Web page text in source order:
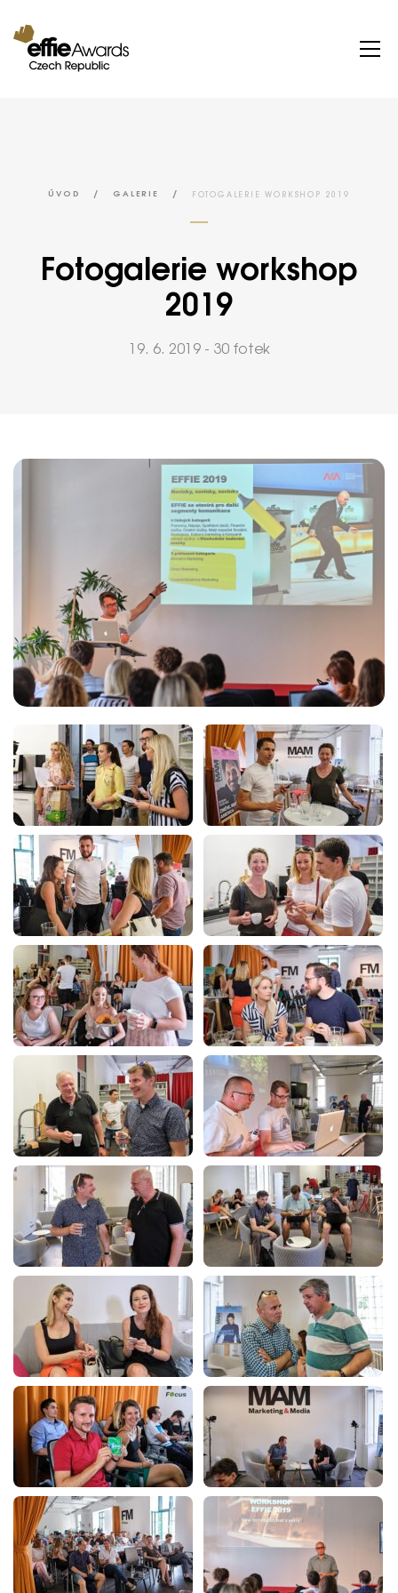
ÚVOD / GALERIE / FOTOGALERIE WORKSHOP 2019
Fotogalerie workshop
2019
19. 6. 2019 - 30 fotek